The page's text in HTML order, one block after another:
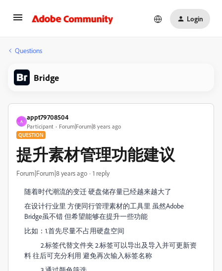
Login
Questions
Bridge
A
appt79708504
Participant Forum|Forum|8 years ago
QUESTION
提升素材管理功能建议
Forum|Forum|8 years ago 1 reply
随着时代潮流的变迁 硬盘储存量已经越来越大了
在设计行业里 方便同行管理素材的工具里 虽然Adobe
Bridge虽不错 但希望能够在提升一些功能
比如：1.首先尽量不占用硬盘空间
2.标签代替文件夹 2.标签可以导出及导入并可更新资
料 往后可充分利用 避免再次输入标签名称